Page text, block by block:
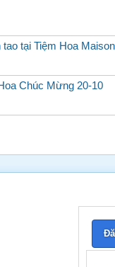
tại Tiệm Hoa Maison
Chúc Mừng 20-10